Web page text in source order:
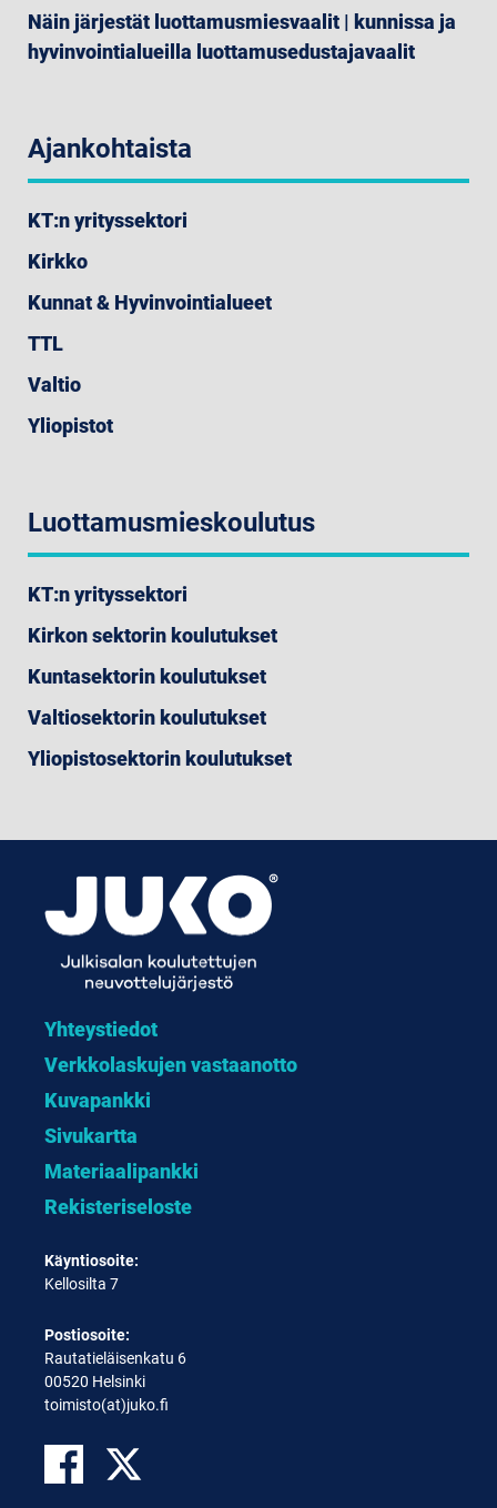
Näin järjestät luottamusmiesvaalit | kunnissa ja
hyvinvointialueilla luottamusedustajavaalit
Ajankohtaista
KT:n yrityssektori
Kirkko
Kunnat & Hyvinvointialueet
TTL
Valtio
Yliopistot
Luottamusmieskoulutus
KT:n yrityssektori
Kirkon sektorin koulutukset
Kuntasektorin koulutukset
Valtiosektorin koulutukset
Yliopistosektorin koulutukset
Yhteystiedot
Verkkolaskujen vastaanotto
Kuvapankki
Sivukartta
Materiaalipankki
Rekisteriseloste
Käyntiosoite:
Kellosilta 7
Postiosoite:
Rautatieläisenkatu 6
00520 Helsinki
toimisto(at)juko.fi